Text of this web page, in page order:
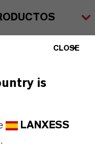
CLOSE
is
LANXESS
.